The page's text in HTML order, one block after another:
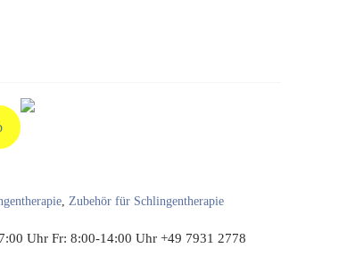
, Zubehör für Schlingentherapie
Uhr Fr: 8:00-14:00 Uhr +49 7931 2778